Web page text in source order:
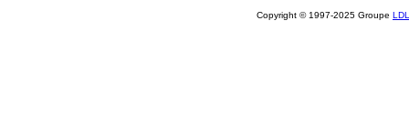
Copyright © 1997-2025 Groupe